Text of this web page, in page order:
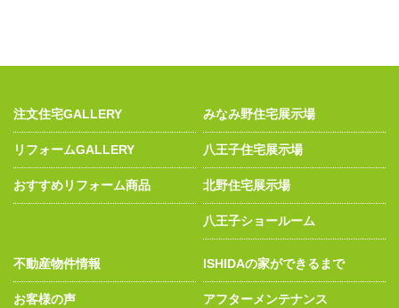
注文住宅GALLERY
リフォームGALLERY
おすすめリフォーム商品
みなみ野住宅展示場
八王子住宅展示場
北野住宅展示場
八王子ショールーム
不動産物件情報
お客様の声
ISHIDAの家ができるまで
アフターメンテナンス